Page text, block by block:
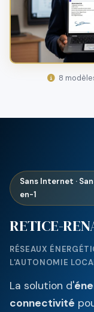
8
Sans Internet ·
en-1
RETICE-
RÉSEAUX
L'AUTONOMIE
La solution d'
connectivité